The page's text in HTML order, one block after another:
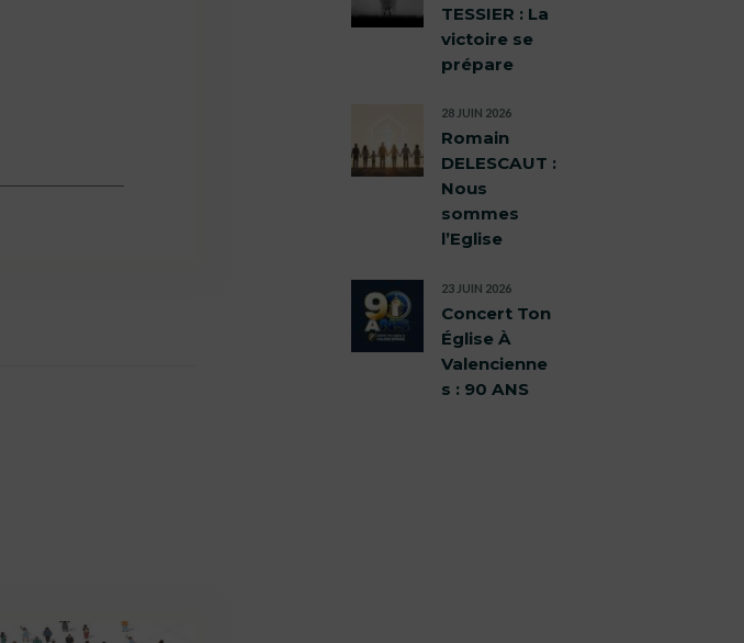
TESSIER : La
victoire se
prépare
Romain
DELESCAUT :
Nous
sommes
l’Eglise
28 JUIN 2026
Concert Ton
Église À
Valencienne
s : 90 ANS
23 JUIN 2026